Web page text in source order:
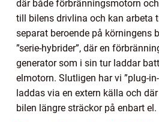
där både förbränningsmotorn
till bilens drivlina och kan arbeta
separat beroende på körningens
”serie-hybrider”, där en
generator som i sin tur laddar
elmotorn. Slutligen har vi ”plug-
laddas via en extern källa och
bilen längre sträckor på enbart el.